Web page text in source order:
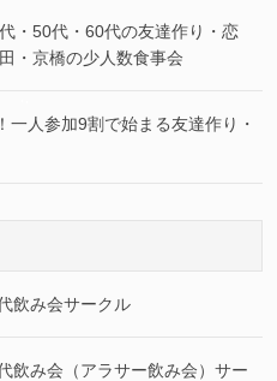
・50代・60代の友達作り・恋
・京橋の少人数食事会
人参加9割で始まる友達作り・
飲み会サークル
飲み会（アラサー飲み会）サー